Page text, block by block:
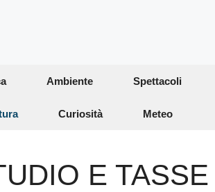
Ambiente Spettacoli
Curiosità Meteo
E TASSE